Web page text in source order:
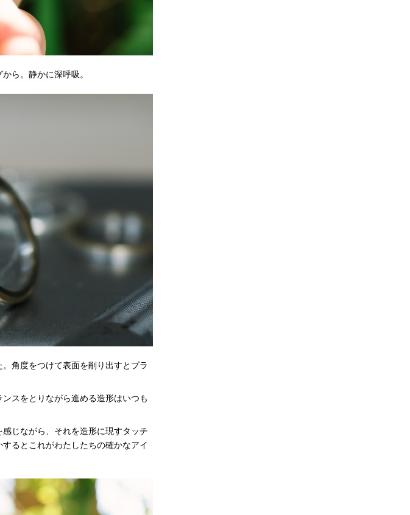
ら。静かに深呼吸。
角度をつけて表面を削り出すとプラ
スをとりながら進める造形はいつも
じながら、それを造形に現すタッチ
るとこれがわたしたちの確かなアイ